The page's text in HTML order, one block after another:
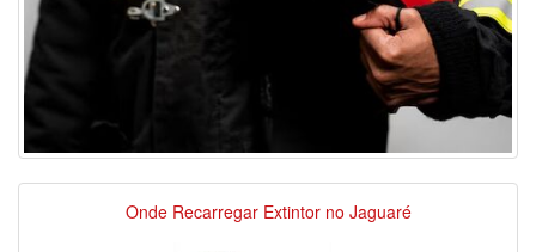
Onde Recarregar Extintor no Jaguaré